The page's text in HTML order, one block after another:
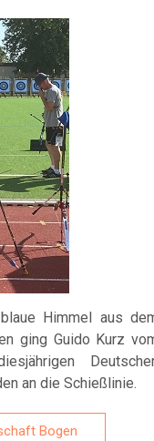
Himmel aus
ging Guido Kurz
an die Schießlinie.
Bogen